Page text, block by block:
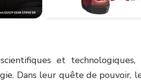
et
Dans leur quête de pouvoir,